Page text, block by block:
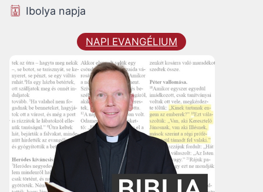
Ibolya napja
NAPI EVANGÉLIUM